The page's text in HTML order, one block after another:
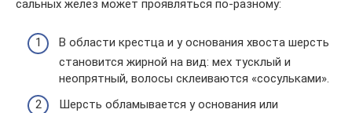
сальных желез может проявляться по-разному:
В области крестца и у основания хвоста шерсть
становится жирной на вид: мех тусклый и
неопрятный, волосы склеиваются «сосульками».
Шерсть обламывается у основания или